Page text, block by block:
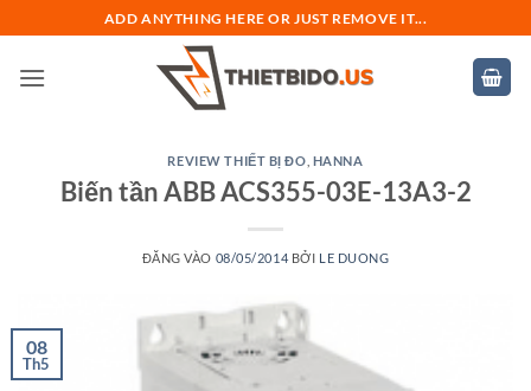
qua
nội
ADD ANYTHING HERE OR JUST REMOVE IT...
REVIEW THIẾT BỊ ĐO HANNA
Biến tần ABB ACS355-03E-13A3-2
ĐĂNG VÀO 08/05/2014 BỞI LE DUONG
08
Th5